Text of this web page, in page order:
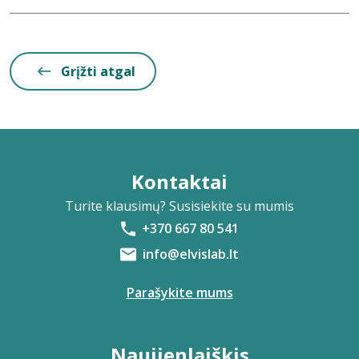
Grįžti atgal
Kontaktai
Turite klausimų? Susisiekite su mumis
+370 667 80 541
info@elvislab.lt
Parašykite mums